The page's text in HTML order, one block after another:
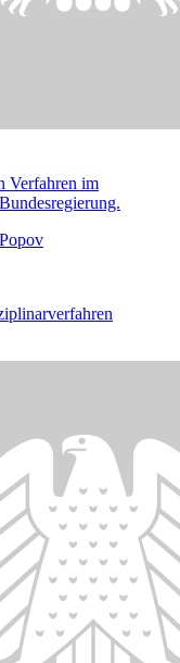
Verfahren im